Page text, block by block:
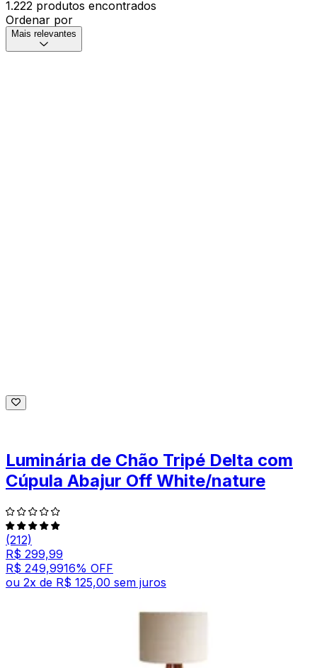
1.222 produtos encontrados
Ordenar por
Mais relevantes
Luminária de Chão Tripé Delta com
Cúpula Abajur Off White/nature
(212)
R$ 299,99
R$ 249,9916% OFF
ou 2x de R$ 125,00 sem juros